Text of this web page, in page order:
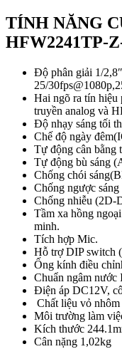
TÍNH NĂNG
HFW2241TP-
Độ phân giải 1/
25/
Hai ngõ ra tín hiệu
truyền analog và
Độ nhạy sáng tối
Chế độ ngày
Tự động cân bằng
Tự động bù sáng
Chống chói
Chống ngược
Chống nhiễu (2D-
Tầm xa hồng
minh.
Tích hợp Mic.
Hỗ trợ DIP switch
Ống kính điều
Chuẩn ngâm nước
Điện áp DC12V,
Chất liệu vỏ nhôm
Môi trường làm
Kích thước
Cân nặng 1,02kg